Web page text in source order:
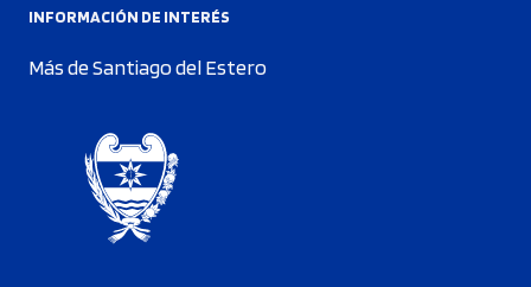
INFORMACIÓN DE INTERÉS
Más de Santiago del Estero